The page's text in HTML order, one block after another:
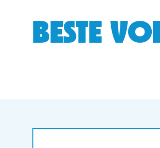
BESTE